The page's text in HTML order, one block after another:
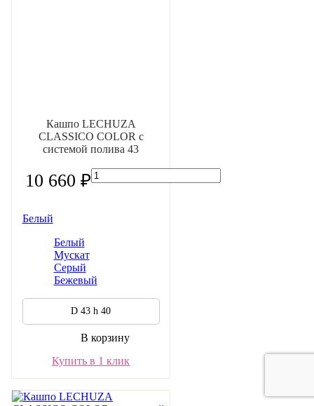
Кашпо LECHUZA
CLASSICO COLOR с
системой полива 43
10 660 ₽
Белый
Белый
Мускат
Серый
Бежевый
D 43 h 40
В корзину
Купить в 1 клик